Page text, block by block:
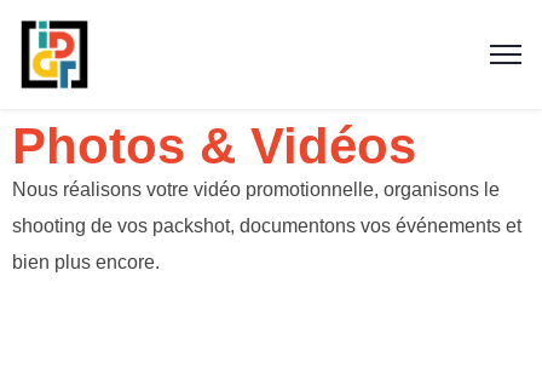
Photos & Vidéos
Nous réalisons votre vidéo promotionnelle, organisons le
shooting de vos packshot, documentons vos événements et
bien plus encore.